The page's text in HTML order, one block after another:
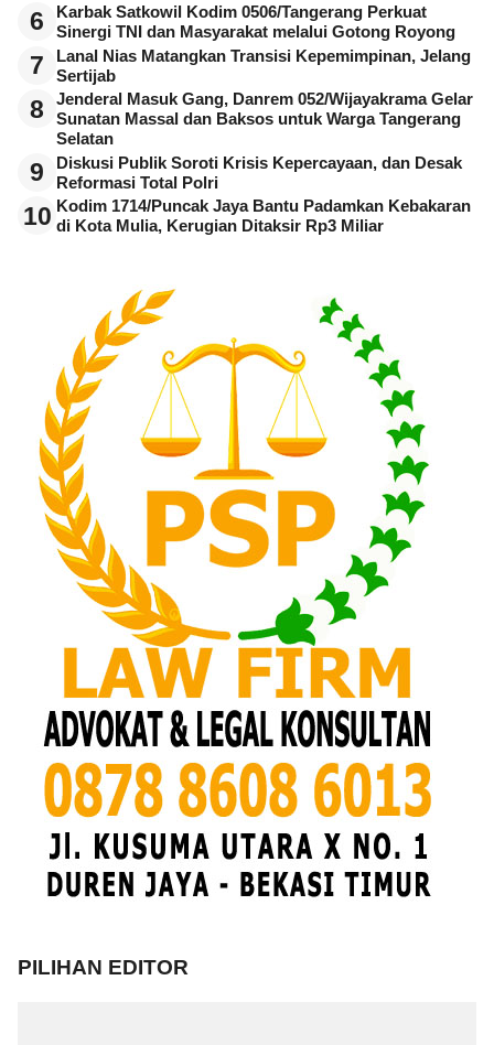
6
Karbak Satkowil Kodim 0506/Tangerang Perkuat
Sinergi TNI dan Masyarakat melalui Gotong Royong
7
Lanal Nias Matangkan Transisi Kepemimpinan, Jelang
Sertijab
8
Jenderal Masuk Gang, Danrem 052/Wijayakrama Gelar
Sunatan Massal dan Baksos untuk Warga Tangerang
Selatan
9
Diskusi Publik Soroti Krisis Kepercayaan, dan Desak
Reformasi Total Polri
10 Kodim 1714/Puncak Jaya Bantu Padamkan Kebakaran
di Kota Mulia, Kerugian Ditaksir Rp3 Miliar
PILIHAN EDITOR